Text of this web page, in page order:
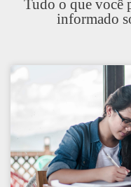
Tudo o que você
informado